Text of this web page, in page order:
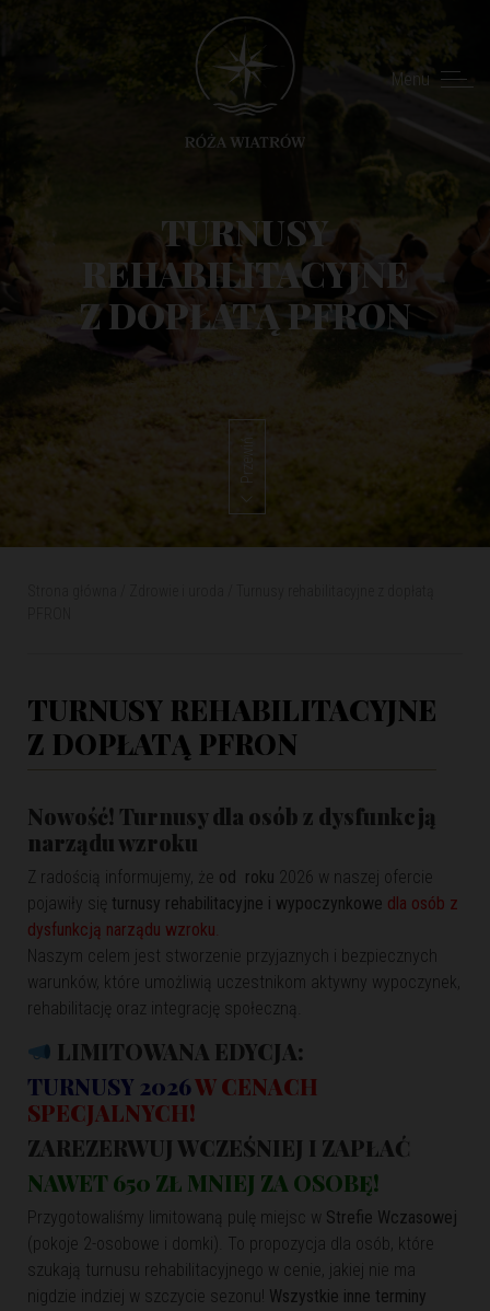
Menu
TURNUSY
REHABILITACYJNE
Z DOPŁATĄ PFRON
Przewiń
TURNUSY REHABILITACYJNE
Z DOPŁATĄ PFRON
Nowość! Turnusy dla osób z dysfunkcją
narządu wzroku
Z radością informujemy, że od roku 2026 w naszej ofercie
pojawiły się turnusy rehabilitacyjne i wypoczynkowe dla osób z
dysfunkcją narządu wzroku
Naszym celem jest stworzenie przyjaznych i bezpiecznych
warunków, które umożliwią uczestnikom aktywny wypoczynek,
rehabilitację oraz integrację społeczną.
LIMITOWANA EDYCJA:
TURNUSY 2026W CENACH
SPECJALNYCH!
ZAREZERWUJ WCZEŚNIEJ I ZAPŁAĆ
NAWET 650 ZŁ MNIEJ ZA OSOBĘ!
Przygotowaliśmy limitowaną pulę miejsc w Strefie Wczasowej
(pokoje 2-osobowe i domki). To propozycja dla osób, które
szukają turnusu rehabilitacyjnego w cenie, jakiej nie ma
nigdzie indziej w szczycie sezonu! Wszystkie inne terminy